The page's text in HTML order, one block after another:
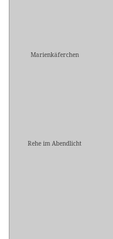
Marienkäferchen
Rehe im Abendlicht